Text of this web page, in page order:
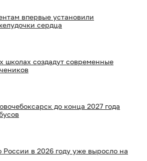
впервые установили
сердца
школах создадут современные
до конца 2027 года
России в 2026 году уже выросло на